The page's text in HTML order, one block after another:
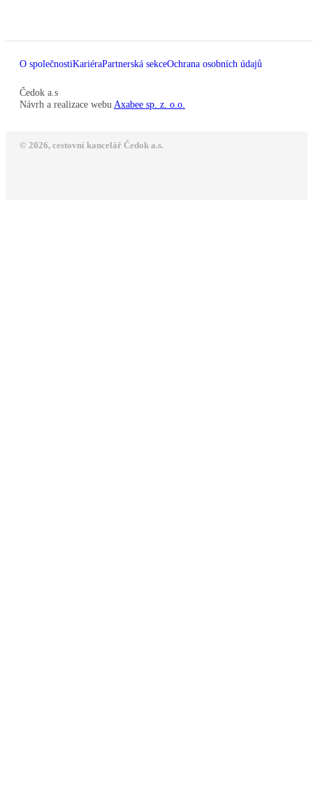
O společnostiKariéraPartnerská sekceOchrana osobních údajů
Čedok a.s
Návrh a realizace webu Axabee sp. z. o.o.
© 2026, cestovní kancelář Čedok a.s.